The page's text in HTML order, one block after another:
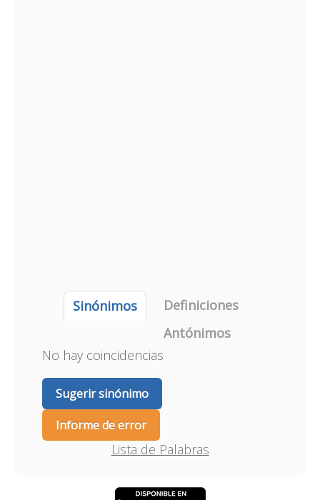
Sinónimos
Definiciones
Antónimos
No hay coincidencias
Sugerir sinónimo
Informe de error
Lista de Palabras